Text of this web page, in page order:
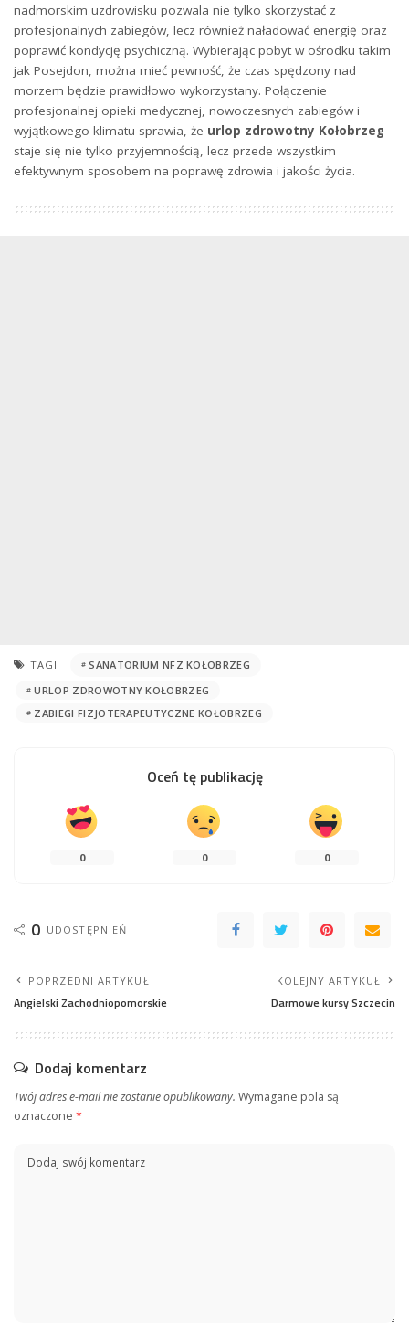
nadmorskim uzdrowisku pozwala nie tylko skorzystać z
profesjonalnych zabiegów, lecz również naładować energię oraz
poprawić kondycję psychiczną. Wybierając pobyt w ośrodku takim
jak Posejdon, można mieć pewność, że czas spędzony nad
morzem będzie prawidłowo wykorzystany. Połączenie
profesjonalnej opieki medycznej, nowoczesnych zabiegów i
wyjątkowego klimatu sprawia, że urlop zdrowotny Kołobrzeg
staje się nie tylko przyjemnością, lecz przede wszystkim
efektywnym sposobem na poprawę zdrowia i jakości życia.
TAGI
SANATORIUM NFZ KOŁOBRZEG
URLOP ZDROWOTNY KOŁOBRZEG
ZABIEGI FIZJOTERAPEUTYCZNE KOŁOBRZEG
Oceń tę publikację
0 0 0
0 UDOSTĘPNIEŃ
POPRZEDNI ARTYKUŁ
Angielski Zachodniopomorskie
KOLEJNY ARTYKUŁ
Darmowe kursy Szczecin
Dodaj komentarz
Twój adres e-mail nie zostanie opublikowany. Wymagane pola są
oznaczone *